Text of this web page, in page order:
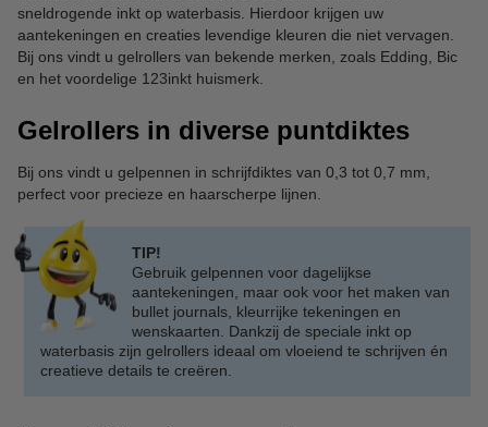
sneldrogende inkt op waterbasis. Hierdoor krijgen uw
aantekeningen en creaties levendige kleuren die niet vervagen.
Bij ons vindt u gelrollers van bekende merken, zoals Edding, Bic
en het voordelige 123inkt huismerk.
Gelrollers in diverse puntdiktes
Bij ons vindt u gelpennen in schrijfdiktes van 0,3 tot 0,7 mm,
perfect voor precieze en haarscherpe lijnen.
TIP!
Gebruik gelpennen voor dagelijkse
aantekeningen, maar ook voor het maken van
bullet journals, kleurrijke tekeningen en
wenskaarten. Dankzij de speciale inkt op
waterbasis zijn gelrollers ideaal om vloeiend te schrijven én
creatieve details te creëren.